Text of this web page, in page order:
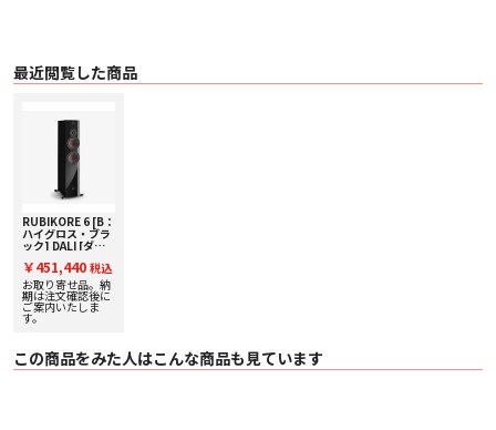
最近閲覧した商品
RUBIKORE 6 [B：
ハイグロス・ブラ
ック] DALI [ダリ]
ーカー[1台] 下取
り査定額20%アッ
プ実施中！
￥451,440 税込
お取り寄せ品。納
期は注文確認後に
ご案内いたしま
す。
この商品をみた人はこんな商品も見ています